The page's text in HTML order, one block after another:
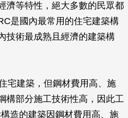
濟等特性，絕大多數的民眾都
是國內最常用的住宅建築構
技術最成熟且經濟的建築構
宅建築，但鋼材費用高、施
構部分施工技術性高，因此工
造的建築因鋼材費用高、施